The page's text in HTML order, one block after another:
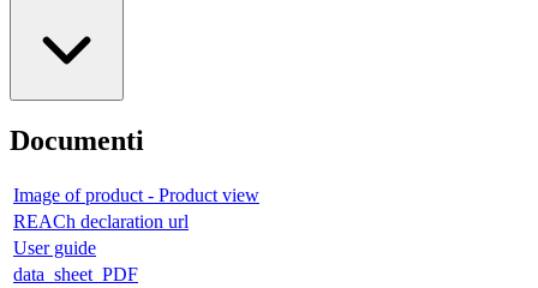
Documenti
Image of product - Product view
REACh declaration url
User guide
data_sheet_PDF